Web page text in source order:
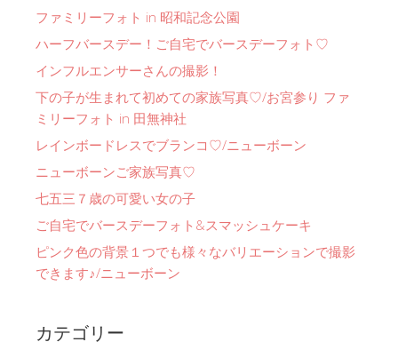
ファミリーフォト in 昭和記念公園
ハーフバースデー！ご自宅でバースデーフォト♡
インフルエンサーさんの撮影！
下の子が生まれて初めての家族写真♡/お宮参り ファ
ミリーフォト in 田無神社
レインボードレスでブランコ♡/ニューボーン
ニューボーンご家族写真♡
七五三７歳の可愛い女の子
ご自宅でバースデーフォト&スマッシュケーキ
ピンク色の背景１つでも様々なバリエーションで撮影
できます♪/ニューボーン
カテゴリー